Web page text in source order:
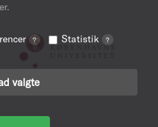
? Statistik ?
valgte